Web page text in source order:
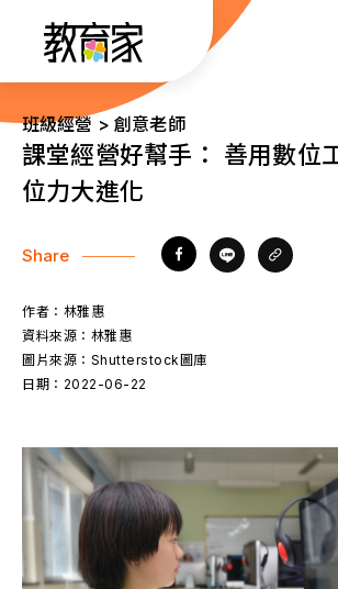
內
::: 班級經營 > 創意老師
課堂經營好幫手： 善用數
位力大進化
Share
作者： 林雅惠
資料來源： 林雅惠
圖片來源： Shutterstock圖庫
日期： 2022-06-22